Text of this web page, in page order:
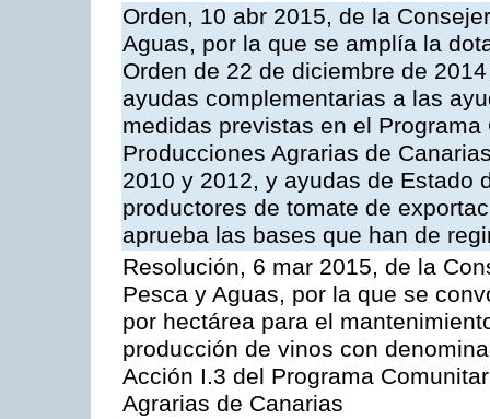
Orden, 10 abr 2015, de la
Aguas, por la que se amplía la
Orden de 22 de diciembre de
ayudas complementarias a las
medidas previstas en el
Producciones Agrarias de
2010 y 2012, y ayudas de Estado
productores de tomate de
aprueba las bases que han de
Resolución, 6 mar 2015, de la
Pesca y Aguas, por la que se
por hectárea para el
producción de vinos con
Acción I.3 del Programa
Agrarias de Canarias